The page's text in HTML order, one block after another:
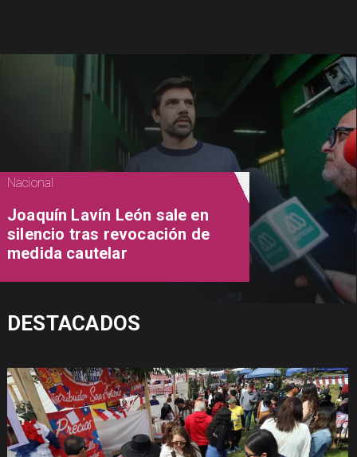
Nacional
Joaquín Lavín León sale en
silencio tras revocación de
medida cautelar
DESTACADOS